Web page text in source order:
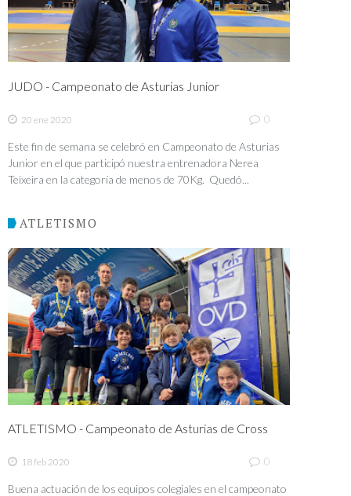
JUDO - Campeonato de Asturias Junior
20 ene 2020 0
Este fin de semana se celebró en Campeonato de Asturias
Junior en el que participó nuestra entrenadora Nerea
Teixeira en la categoría de menos de 70Kg. Quedó...
ATLETISMO
ATLETISMO - Campeonato de Asturias de Cross
18 feb 2020 0
Buena actuación de los equipos colegiales en el campeonato